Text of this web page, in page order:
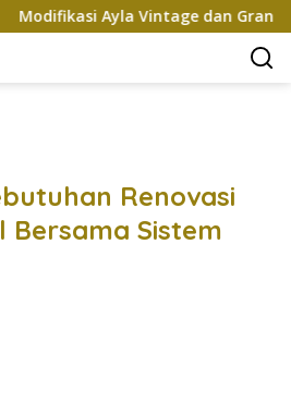
Ayla Vintage dan Gran Max
Renovasi
Bersama Sistem